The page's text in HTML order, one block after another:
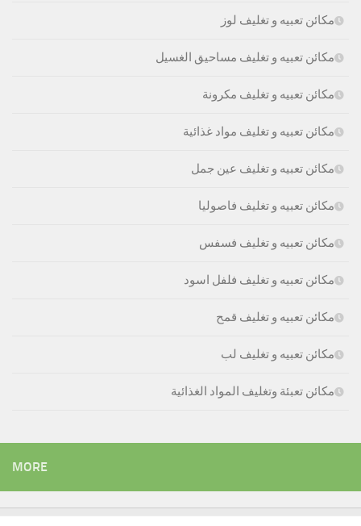
مكائن تعبيه و تغليف لوز
مكائن تعبيه و تغليف مساحيق الغسيل
مكائن تعبيه و تغليف مكرونة
مكائن تعبيه و تغليف مواد غذائية
مكائن تعبيه و تغليف عين جمل
مكائن تعبيه و تغليف فاصوليا
مكائن تعبيه و تغليف فسفس
مكائن تعبيه و تغليف فلفل اسود
مكائن تعبيه و تغليف قمح
مكائن تعبيه و تغليف لب
مكائن تعبئة وتغليف المواد الغذائية
MORE